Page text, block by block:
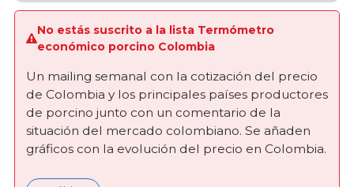
No estás suscrito a la lista Termómetro
económico porcino Colombia
Un mailing semanal con la cotización del precio
de Colombia y los principales países productores
de porcino junto con un comentario de la
situación del mercado colombiano. Se añaden
gráficos con la evolución del precio en Colombia.